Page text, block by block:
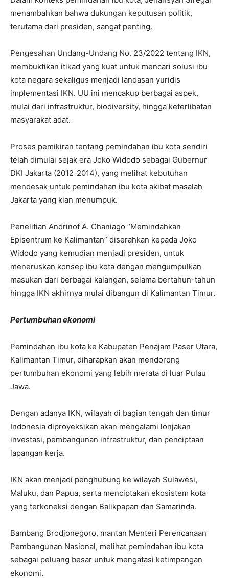
menambahkan bahwa dukungan keputusan politik,
terutama dari presiden, sangat penting.
Pengesahan Undang-Undang No. 23/2022 tentang IKN,
membuktikan itikad yang kuat untuk mencari solusi ibu
kota negara sekaligus menjadi landasan yuridis
implementasi IKN. UU ini mencakup berbagai aspek,
mulai dari infrastruktur, biodiversity, hingga keterlibatan
masyarakat adat.
Proses pemikiran tentang pemindahan ibu kota sendiri
telah dimulai sejak era Joko Widodo sebagai Gubernur
DKI Jakarta (2012-2014), yang melihat kebutuhan
mendesak untuk pemindahan ibu kota akibat masalah
Jakarta yang kian menumpuk.
Penelitian Andrinof A. Chaniago “Memindahkan
Episentrum ke Kalimantan” diserahkan kepada Joko
Widodo yang kemudian menjadi presiden, untuk
meneruskan konsep ibu kota dengan mengumpulkan
masukan dari berbagai kalangan, selama bertahun-tahun
hingga IKN akhirnya mulai dibangun di Kalimantan Timur.
Pertumbuhan ekonomi
Pemindahan ibu kota ke Kabupaten Penajam Paser Utara,
Kalimantan Timur, diharapkan akan mendorong
pertumbuhan ekonomi yang lebih merata di luar Pulau
Jawa.
Dengan adanya IKN, wilayah di bagian tengah dan timur
Indonesia diproyeksikan akan mengalami lonjakan
investasi, pembangunan infrastruktur, dan penciptaan
lapangan kerja.
IKN akan menjadi penghubung ke wilayah Sulawesi,
Maluku, dan Papua, serta menciptakan ekosistem kota
yang terkoneksi dengan Balikpapan dan Samarinda.
Bambang Brodjonegoro, mantan Menteri Perencanaan
Pembangunan Nasional, melihat pemindahan ibu kota
sebagai peluang besar untuk mengatasi ketimpangan
ekonomi.